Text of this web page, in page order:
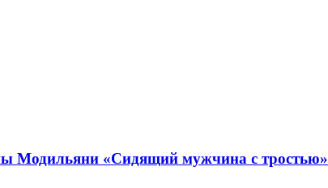
Модильяни «Сидящий мужчина с тростью»